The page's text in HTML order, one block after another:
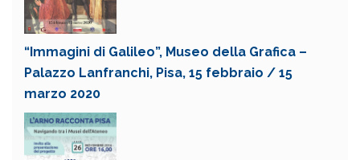
“Immagini di Galileo”, Museo della Grafica –
Palazzo Lanfranchi, Pisa, 15 febbraio / 15
marzo 2020